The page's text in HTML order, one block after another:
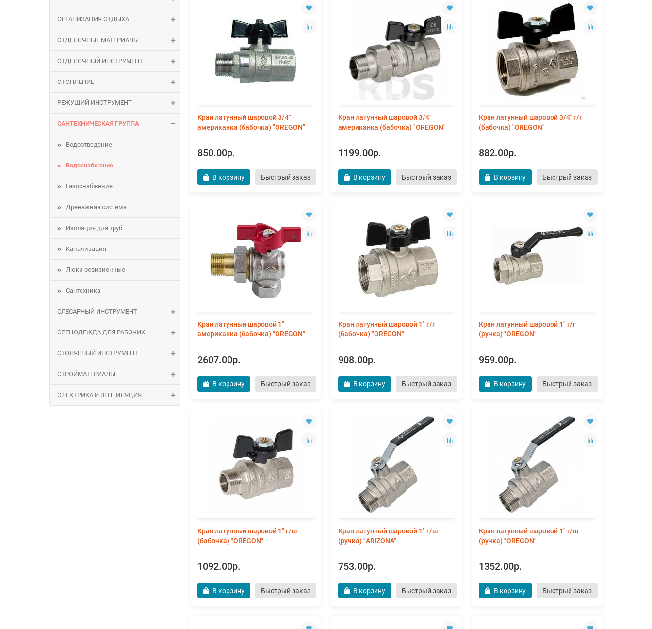
ОРГАНИЗАЦИЯ ОТДЫХА
ОТДЕЛОЧНЫЕ МАТЕРИАЛЫ
ОТДЕЛОЧНЫЙ ИНСТРУМЕНТ
ОТОПЛЕНИЕ
РЕЖУЩИЙ ИНСТРУМЕНТ
САНТЕХНИЧЕСКАЯ ГРУППА
Водоотведение
Водоснабжение
Газоснабжение
Дренажная система
Изоляция для труб
Канализация
Люки ревизионные
Сантехника
СЛЕСАРНЫЙ ИНСТРУМЕНТ
СПЕЦОДЕЖДА ДЛЯ РАБОЧИХ
СТОЛЯРНЫЙ ИНСТРУМЕНТ
СТРОЙМАТЕРИАЛЫ
ЭЛЕКТРИКА И ВЕНТИЛЯЦИЯ
Кран латунный шаровой 3/4"
американка (бабочка) "OREGON"
850.00р.
В корзину Быстрый заказ
Кран латунный шаровой 3/4"
американка (бабочка) "OREGON"
1199.00р.
В корзину Быстрый заказ
Кран латунный шаровой 3/4'' г/г
(бабочка) "OREGON"
882.00р.
В корзину Быстрый заказ
Кран латунный шаровой 1"
американка (бабочка) "OREGON"
2607.00р.
В корзину Быстрый заказ
Кран латунный шаровой 1" г/г
(бабочка) "OREGON"
908.00р.
В корзину Быстрый заказ
Кран латунный шаровой 1" г/г
(ручка) "OREGON"
959.00р.
В корзину Быстрый заказ
Кран латунный шаровой 1" г/ш
(бабочка) "OREGON"
1092.00р.
В корзину Быстрый заказ
Кран латунный шаровой 1" г/ш
(ручка) "ARIZONA"
753.00р.
В корзину Быстрый заказ
Кран латунный шаровой 1" г/ш
(ручка) "OREGON"
1352.00р.
В корзину Быстрый заказ